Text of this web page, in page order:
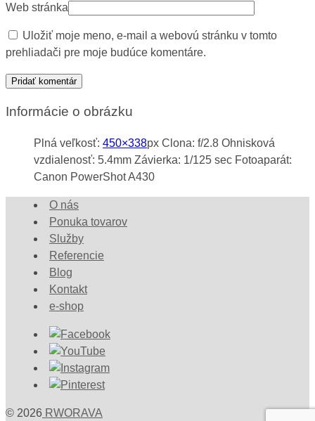
Web stránka
Uložiť moje meno, e-mail a webovú stránku v tomto
prehliadači pre moje budúce komentáre.
Informácie o obrázku
Plná veľkosť: 450×338px Clona: f/2.8 Ohnisková
vzdialenosť: 5.4mm Závierka: 1/125 sec Fotoaparát:
Canon PowerShot A430
O nás
Ponuka tovarov
Služby
Referencie
Blog
Kontakt
e-shop
© 2026 RWORAVA